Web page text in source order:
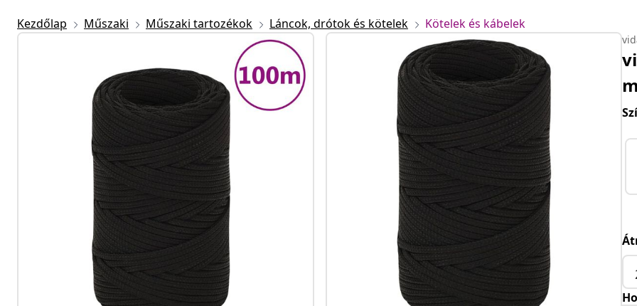
Kezdőlap Műszaki Műszaki tartozékok Láncok, drótok és kötelek Kötelek és kábelek